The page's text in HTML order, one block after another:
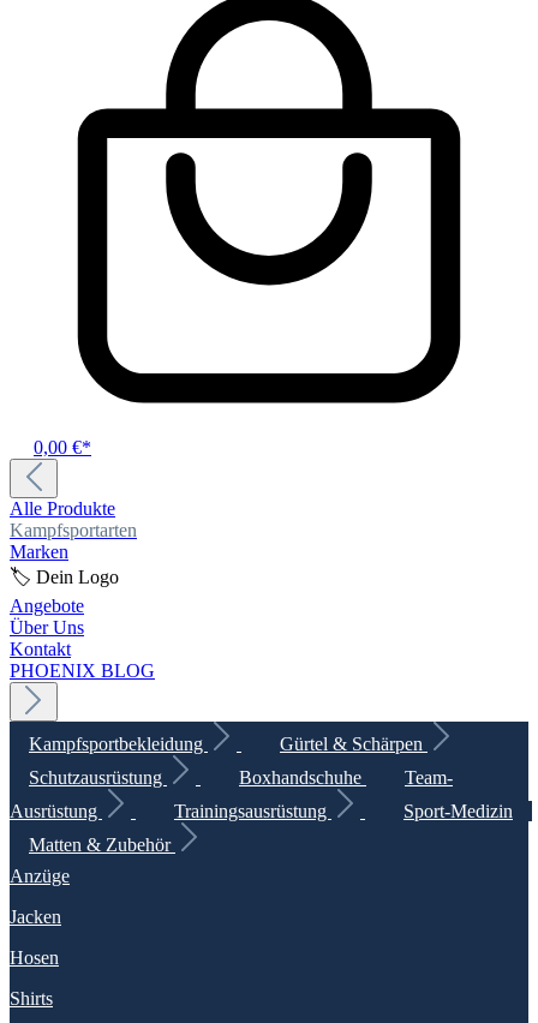
0,00 €*
Alle Produkte
Kampfsportarten
Marken
🏷️ Dein Logo
Angebote
Über Uns
Kontakt
PHOENIX BLOG
Kampfsportbekleidung
Gürtel & Schärpen
Schutzausrüstung
Boxhandschuhe
Team-
Ausrüstung
Trainingsausrüstung
Sport-Medizin
Matten & Zubehör
Anzüge
Jacken
Hosen
Shirts